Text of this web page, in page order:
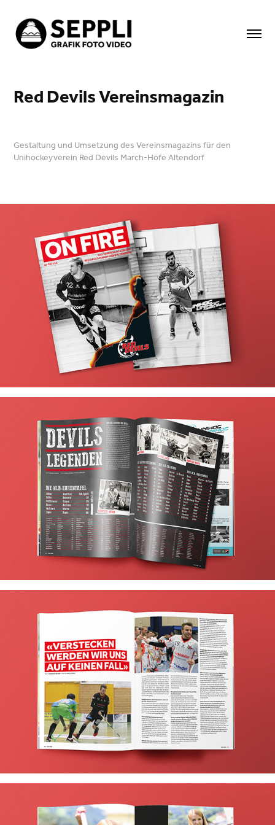
Red Devils Vereinsmagazin
Gestaltung und Umsetzung des Vereinsmagazins für den
Unihockeyverein Red Devils March-Höfe Altendorf